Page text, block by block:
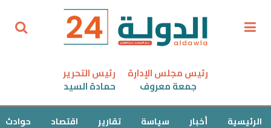
رئيس مجلس الإدارة
جمعة معروف
رئيس التحرير
حمادة السيد
الرئيسية أخبار سياسة تقارير اقتصاد حوادث